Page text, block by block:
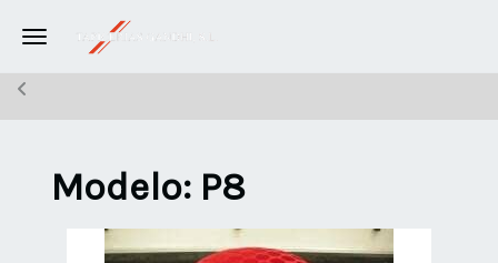
Toggle navigation
Modelo: P8